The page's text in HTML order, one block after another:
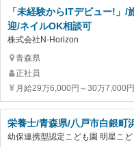
「未経験からITデビュー!」
迎/ネイルOK相談可
株式会社N-Horizon
青森県
正社員
月給29万6,000円～30万7,000円
栄養士/青森県/八戸市白銀町
幼保連携型認定こども園 明星こど